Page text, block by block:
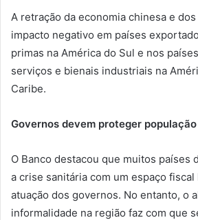
A retração da economia chinesa e
impacto negativo em países
primas na América do Sul e nos
serviços e bienais industriais na
Caribe.
Governos devem proteger população
O Banco destacou que muitos países
a crise sanitária com um espaço
atuação dos governos. No entanto, o
informalidade na região faz com que